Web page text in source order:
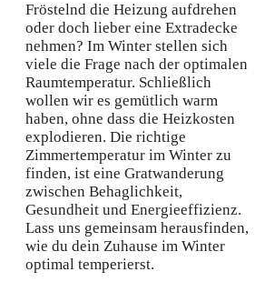
Fröstelnd die Heizung aufdrehen
oder doch lieber eine Extradecke
nehmen? Im Winter stellen sich
viele die Frage nach der optimalen
Raumtemperatur. Schließlich
wollen wir es gemütlich warm
haben, ohne dass die Heizkosten
explodieren. Die richtige
Zimmertemperatur im Winter zu
finden, ist eine Gratwanderung
zwischen Behaglichkeit,
Gesundheit und Energieeffizienz.
Lass uns gemeinsam herausfinden,
wie du dein Zuhause im Winter
optimal temperierst.